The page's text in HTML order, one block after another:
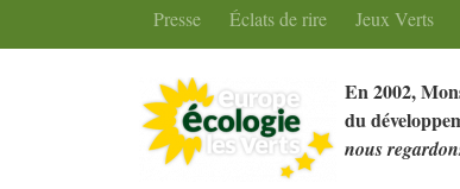
Presse Éclats de rire Jeux Verts
En 2002,
du
nous